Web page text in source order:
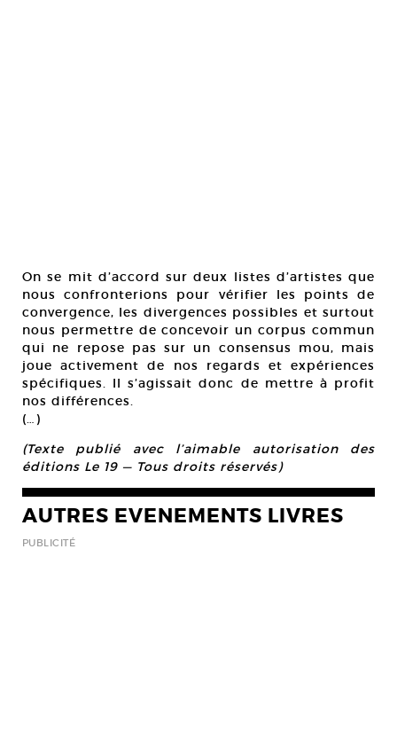
On se mit d’accord sur deux listes d’artistes que
nous confronterions pour vérifier les points de
convergence, les divergences possibles et surtout
nous permettre de concevoir un corpus commun
qui ne repose pas sur un consensus mou, mais
joue activement de nos regards et expériences
spécifiques. Il s’agissait donc de mettre à profit
nos différences.
(…)
(Texte publié avec l’aimable autorisation des
éditions Le 19 — Tous droits réservés)
AUTRES EVENEMENTS LIVRES
PUBLICITÉ